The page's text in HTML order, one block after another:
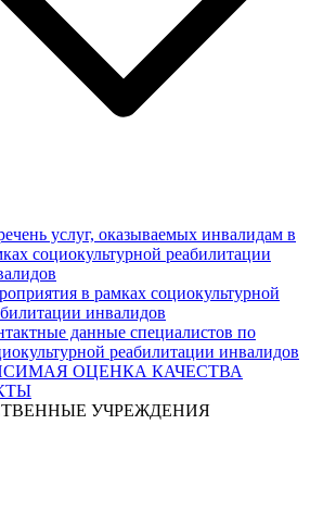
услуг, оказываемых инвалидам в
социокультурной реабилитации
в рамках социокультурной
инвалидов
данные специалистов по
реабилитации инвалидов
ОЦЕНКА КАЧЕСТВА
УЧРЕЖДЕНИЯ